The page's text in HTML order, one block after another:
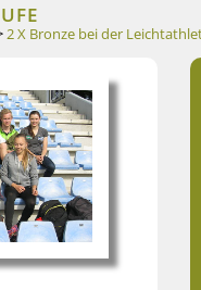
2 X Bronze bei der